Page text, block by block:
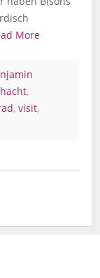
More
,
, visit,